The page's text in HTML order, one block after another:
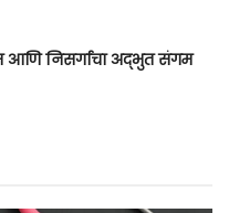
आणि निसर्गाचा अद्भुत संगम